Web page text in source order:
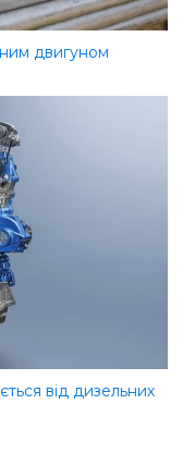
двигуном
від дизельних